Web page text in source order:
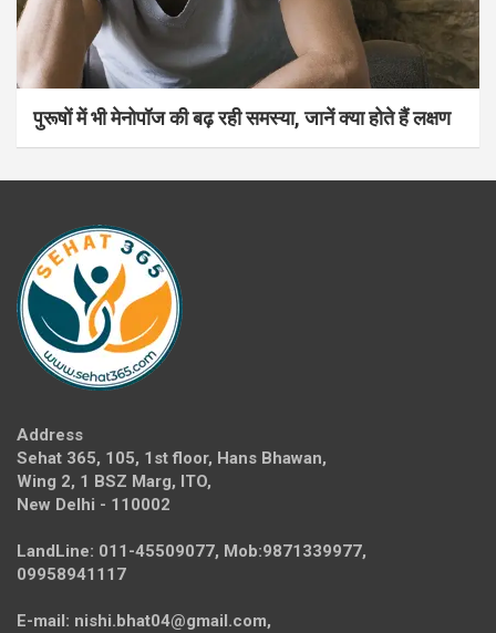
पुरूषों में भी मेनोपॉज की बढ़ रही समस्या, जानें क्या होते हैं लक्षण
Address
Sehat 365, 105, 1st floor, Hans Bhawan,
Wing 2, 1 BSZ Marg, ITO,
New Delhi - 110002
LandLine: 011-45509077, Mob:9871339977,
09958941117
E-mail: nishi.bhat04@gmail.com,